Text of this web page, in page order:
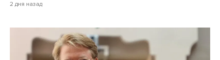
2 дня назад